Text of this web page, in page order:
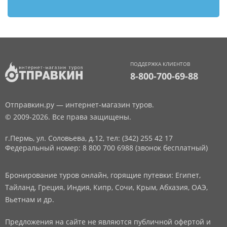
ПОДДЕРЖКА КЛИЕНТОВ
8-800-700-69-88
Отправкин.ру — интернет-магазин туров.
© 2009-2026. Все права защищены.
г.Пермь, ул. Соловьева, д.12, тел: (342) 255 42 17
Федеральный номер: 8 800 700 6988 (звонок бесплатный)
Бронирование туров онлайн, горящие путевки: Египет,
Тайланд, Греция, Индия, Кипр, Сочи, Крым, Абхазия, ОАЭ,
Вьетнам и др.
Предложения на сайте не являются публичной офертой и